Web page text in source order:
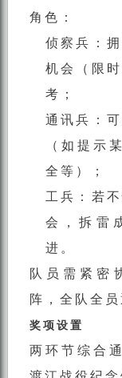
角色：
侦察兵：
机会（限
考；
通讯兵：
（如提示
全等）；
工兵：若
会，拆雷
进。
队员需紧密
阵，全队全
奖项设置
两环节综合